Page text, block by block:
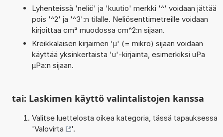
Lyhenteissä 'neliö' ja 'kuutio' merkki '^' voidaan jättää
pois '^2' ja '^3':n tilalle. Neliösenttimetreille voidaan
kirjoittaa cm² muodossa cm^2:n sijaan.
Kreikkalaisen kirjaimen 'µ' (= mikro) sijaan voidaan
käyttää yksinkertaista 'u'-kirjainta, esimerkiksi uPa
µPa:n sijaan.
tai: Laskimen käyttö valintalistojen kanssa
Valitse luettelosta oikea kategoria, tässä tapauksessa
'Valovirta
'.